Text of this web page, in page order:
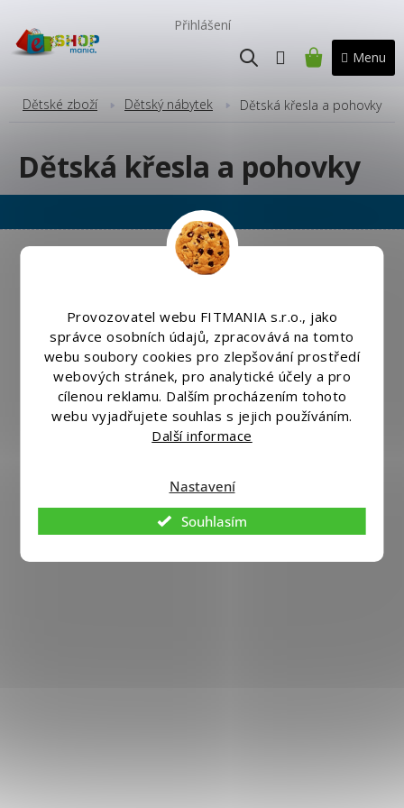
Provozovatel webu FITMANIA s.r.o., jako
správce osobních údajů, zpracovává na tomto
webu soubory cookies pro zlepšování prostředí
webových stránek, pro analytické účely a pro
cílenou reklamu. Dalším procházením tohoto
webu vyjadřujete souhlas s jejich používáním.
Další informace
Nastavení
Souhlasím
obsah
Přihlášení
NÁKUPNÍ
Dětské zboží Dětský nábytek Dětská křesla a pohovky
Dětská křesla a pohovky
Copyright 2026 Eshopmania.cz. Všechna práva vyhrazena.
Upravit nastavení cookies